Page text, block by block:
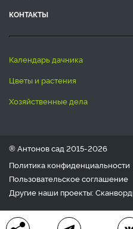
КОНТАКТЫ
календарь дачника
цветы и растения
хозяйственные дела
® Антонов сад 2015-2026
Политика конфиденциальности
Пользовательское соглашение
Другие наши проекты:
Любое использование
письменного согласия редакции